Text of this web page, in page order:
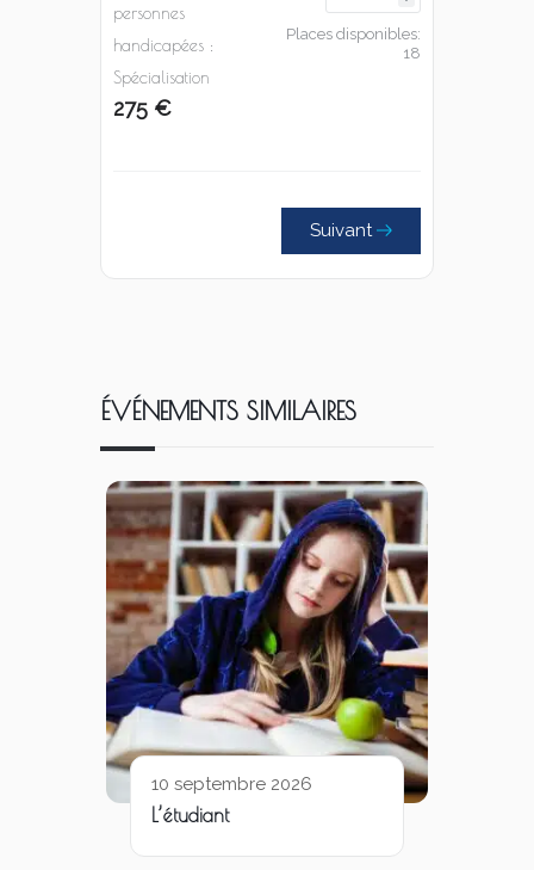
personnes
handicapées :
Spécialisation
275 €
Places disponibles:
18
Suivant
ÉVÉNEMENTS SIMILAIRES
10 septembre 2026
L’étudiant